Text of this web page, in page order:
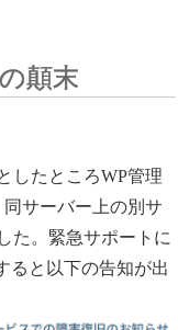
顛末
したところWP管理
サーバー上の別サ
た。緊急サポートに
ると以下の告知が出